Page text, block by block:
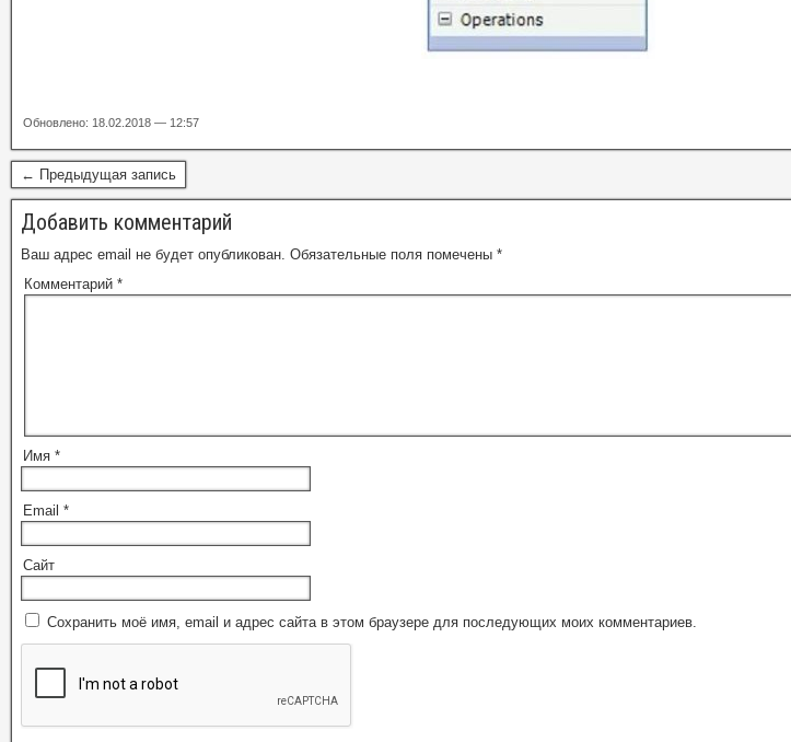
Обновлено: 18.02.2018 — 12:57
← Предыдущая запись
Добавить комментарий
Ваш адрес email не будет опубликован. Обязательные поля помечены *
Комментарий *
Имя *
Email *
Сайт
Сохранить моё имя, email и адрес сайта в этом браузере для последующих моих комментариев.